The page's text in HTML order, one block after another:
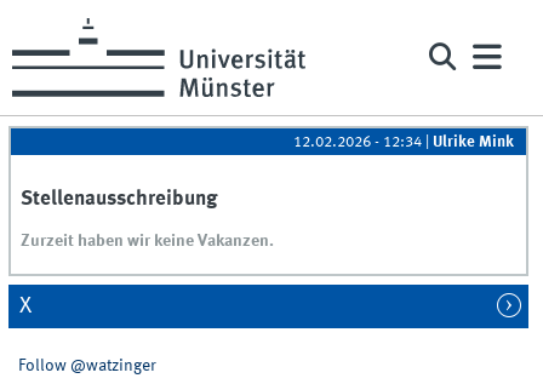
12.02.2026 - 12:34 Ulrike Mink
Stellenausschreibung
Zurzeit haben wir keine Vakanzen.
X
Follow @watzinger